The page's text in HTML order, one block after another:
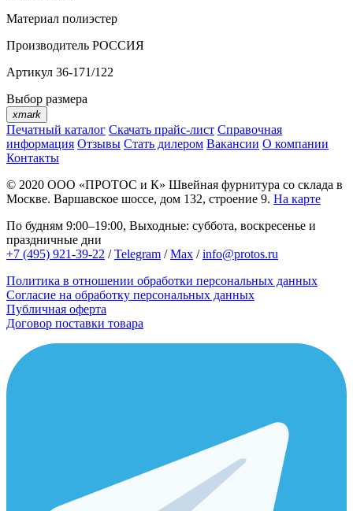
Материал полиэстер
Производитель РОССИЯ
Артикул 36-171/122
Выбор размера
xmark
Печатный каталог Скачать прайс-лист Справочная
информация Отзывы Стать дилером Вакансии О компании
Контакты
© 2020 ООО «ПРОТОС и К» Швейная фурнитура со склада в
Москве. Варшавское шоссе, дом 132, строение 9. На карте
По будням 9:00–19:00, Выходные: суббота, воскресенье и
праздничные дни
+7 (495) 921-39-22 /Telegram /Max /info@protos.ru
Политика в отношении обработки персональных данных
Согласие на обработку персональных данных
Публичная оферта
Договор поставки товара